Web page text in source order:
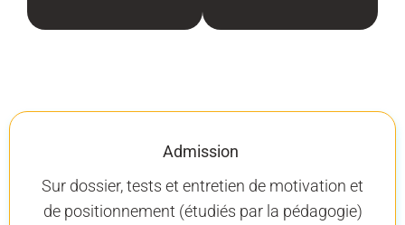
Admission
Sur dossier, tests et entretien de motivation et
de positionnement (étudiés par la pédagogie)